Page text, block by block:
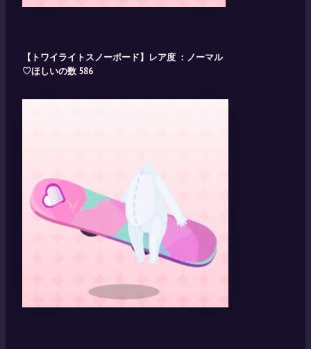
【トワイライトスノーボード】レア度 ：ノーマル
♡ほしいの数 586